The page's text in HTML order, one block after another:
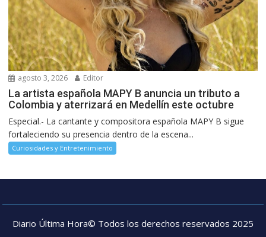
agosto 3, 2026 Editor
La artista española MAPY B anuncia un tributo a
Colombia y aterrizará en Medellín este octubre
Especial.- La cantante y compositora española MAPY B sigue
fortaleciendo su presencia dentro de la escena...
Curiosidades y Entretenimiento
Diario Última Hora© Todos los derechos reservados 2025